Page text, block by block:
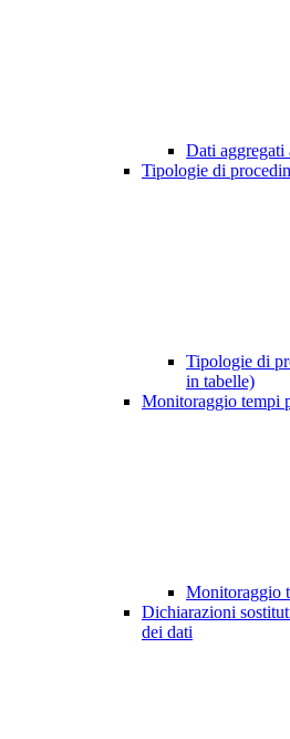
Dati aggregati
Tipologie di
Tipologie di
in tabelle)
Monitoraggio tempi
Monitoraggio
Dichiarazioni
dei dati